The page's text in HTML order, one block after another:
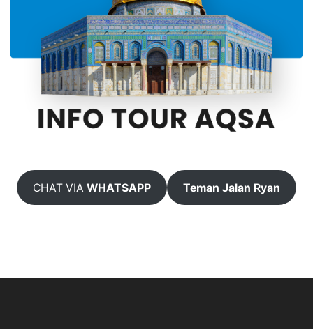
CHAT VIAWHATSAPP Teman Jalan Ryan